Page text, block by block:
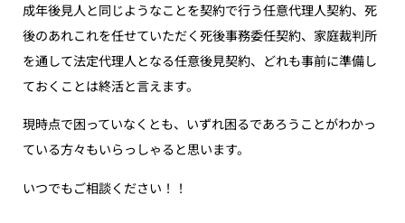
成年後見人と同じようなことを契約で行う任意代理人契約、死
後のあれこれを任せていただく死後事務委任契約、家庭裁判所
を通して法定代理人となる任意後見契約、どれも事前に準備し
ておくことは終活と言えます。
現時点で困っていなくとも、いずれ困るであろうことがわかっ
ている方々もいらっしゃると思います。
いつでもご相談ください！！